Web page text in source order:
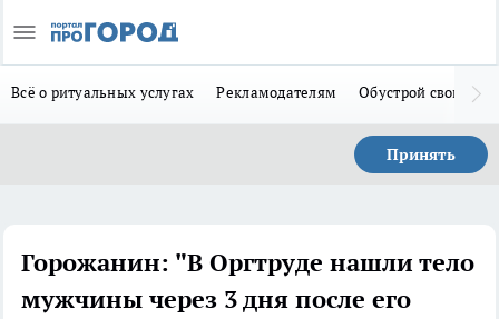
Всё о ритуальных услугах Рекламодателям Обустрой свой дом
Принять
Горожанин: "В Оргтруде нашли тело
мужчины через 3 дня после его